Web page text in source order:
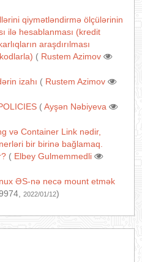
qiymətləndirmə ölçülərinin
ilə hesablanması (kredit
araşdırılması
( Rustem Azimov
izahı ( Rustem Azimov
(Ayşən Nəbiyeva
və Container Link nədir,
bir birinə bağlamaq.
( Elbey Gulmemmedli
ƏS-nə necə mount etmək
2022/01/12)